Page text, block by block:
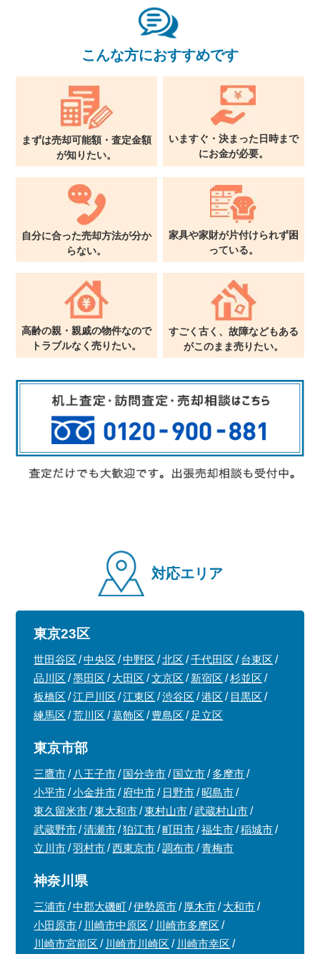
東京本社 0120-900-881
関西支社 0120-711-018
こんな方におすすめです
まずは売却可能額・査定金額
が知りたい。
いますぐ・決まった日時まで
にお金が必要。
自分に合った売却方法が分か
らない。
家具や家財が片付けられず困
っている。
高齢の親・親戚の物件なので
トラブルなく売りたい。
すごく古く、故障などもある
がこのまま売りたい。
対応エリア
東京23区
世田谷区 中央区 中野区 北区 千代田区
台東区
品川区
墨田区 大田区 文京区 新宿区
杉並区
板橋区
江戸川区 江東区 渋谷区 港区
目黒区
練馬区
荒川区 葛飾区 豊島区 足立区
東京市部
三鷹市 八王子市 国分寺市 国立市
多摩市
小平市
小金井市 府中市 日野市
昭島市
東久留米市
東大和市 東村山市
武蔵村山市
武蔵野市
清瀬市 狛江市 町田市 福生市
稲城市
立川市
羽村市 西東京市 調布市 青梅市
神奈川県
三浦市 中郡大磯町 伊勢原市 厚木市
大和市
小田原市
川崎市中原区
川崎市多摩区
川崎市宮前区
川崎市川崎区
川崎市幸区